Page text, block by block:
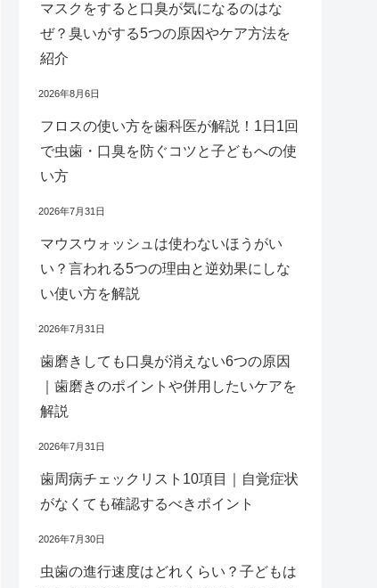
マスクをすると口臭が気になるのはな
ぜ？臭いがする5つの原因やケア方法を
紹介
2026年8月6日
フロスの使い方を歯科医が解説！1日1回
で虫歯・口臭を防ぐコツと子どもへの使
い方
2026年7月31日
マウスウォッシュは使わないほうがい
い？言われる5つの理由と逆効果にしな
い使い方を解説
2026年7月31日
歯磨きしても口臭が消えない6つの原因
｜歯磨きのポイントや併用したいケアを
解説
2026年7月31日
歯周病チェックリスト10項目｜自覚症状
がなくても確認するべきポイント
2026年7月30日
虫歯の進行速度はどれくらい？子どもは